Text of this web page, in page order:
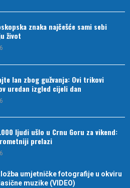
znaka najčešće sami sebi
život
lan zbog gužvanja: Ovi trikovi
uredan izgled cijeli dan
ljudi ušlo u Crnu Goru za vikend:
prelazi
umjetničke fotografije u okviru
muzike (VIDEO)